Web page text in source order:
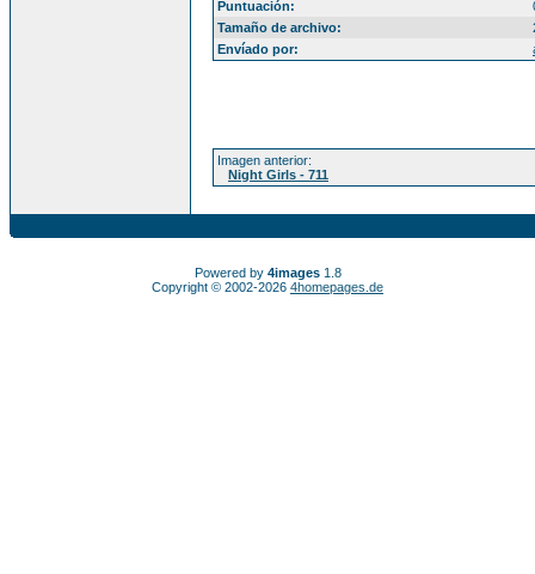
Puntuación:
Tamaño de archivo:
Envíado por:
Imagen anterior:
Night Girls - 711
Powered by 4images1.8
Copyright © 2002-2026 4homepages.de